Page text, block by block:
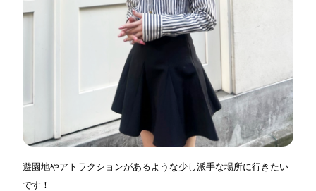
遊園地やアトラクションがあるような少し派手な場所に行きたい
です！